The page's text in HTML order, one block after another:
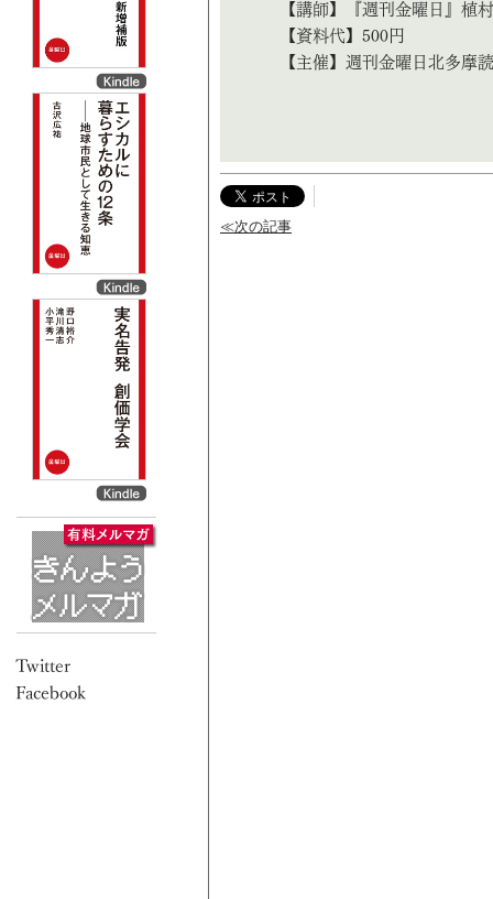
【講師】『週刊金曜日』植
【資料代】500円
【主催】週刊金曜日北多摩
≪次の記事